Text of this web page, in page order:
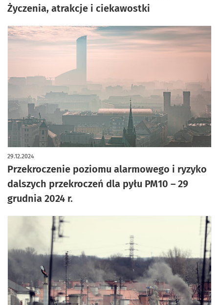
Życzenia, atrakcje i ciekawostki
Przekroczenie poziomu alarmowego i ryzyko
dalszych przekroczeń dla pyłu PM10 – 29
grudnia 2024 r.
29.12.2024